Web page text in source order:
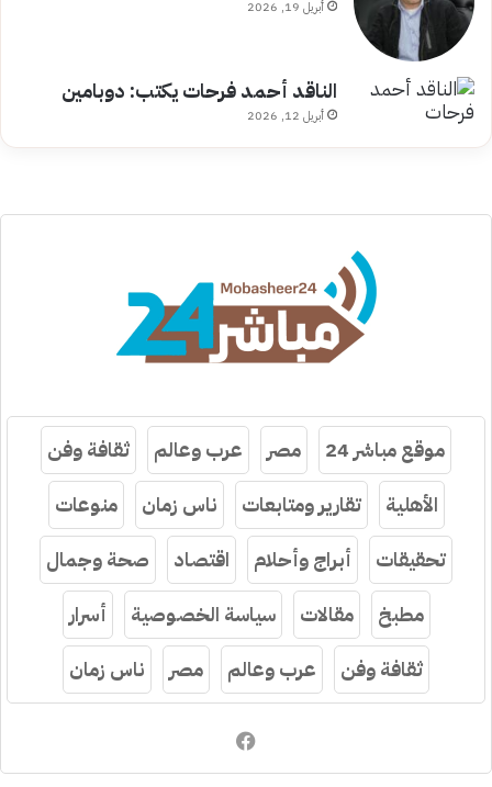
أبريل 19, 2026
الناقد أحمد فرحات يكتب: دوبامين
أبريل 12, 2026
موقع مباشر 24 مصر عرب وعالم
ثقافة وفن
الأهلية
تقارير ومتابعات ناس زمان
منوعات
تحقيقات
أبراج وأحلام اقتصاد
صحة وجمال
مطبخ
مقالات سياسة الخصوصية
أسرار
ثقافة وفن
عرب وعالم مصر ناس زمان
فيسبوك